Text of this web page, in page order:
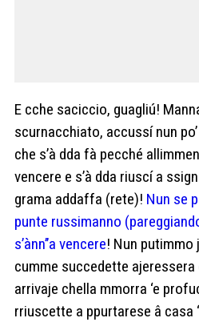
E cche saciccio, guagliú!
scurnacchiato, accussí nun
che s’à dda fà pecché
vencere e s’à dda riuscí a
grama addaffa (rete)! Nun se
punte russimanno
s’ànn’’a vencere! Nun
cumme succedette ajeressera
arrivaje chella mmorra ‘e
rriuscette a ppurtarese â casa